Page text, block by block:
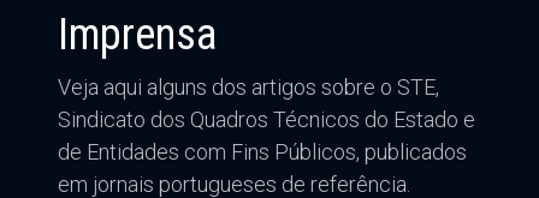
Imprensa
Veja aqui alguns dos artigos sobre o STE,
Sindicato dos Quadros Técnicos do Estado e
de Entidades com Fins Públicos, publicados
em jornais portugueses de referência.